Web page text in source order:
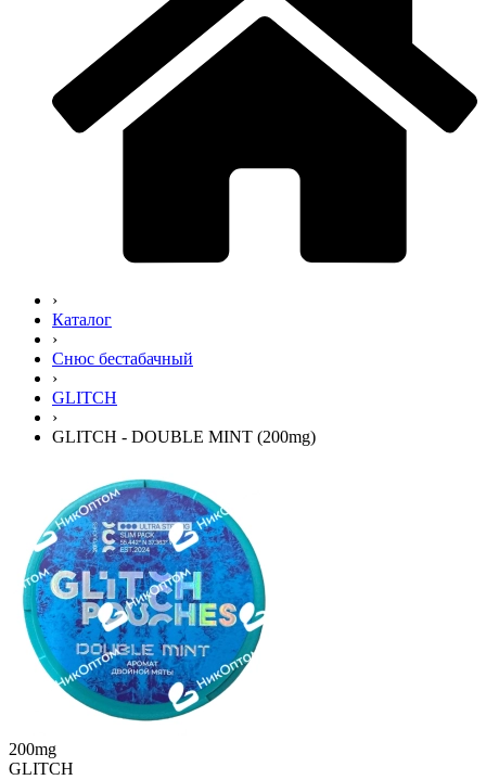
›
Каталог
›
Снюс бестабачный
›
GLITCH
›
GLITCH - DOUBLE MINT (200mg)
200mg
GLITCH